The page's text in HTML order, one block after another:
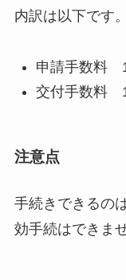
内訳は以下です。
申請手数料
交付手数料
注意点
手続きできるの
効手続はできませ